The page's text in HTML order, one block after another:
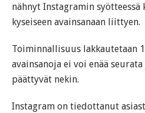
nähnyt Instagramin
kyseiseen avainsanaan liittyen.
Toiminnallisuus lakkautetaan
avainsanoja ei voi enää
päättyvät nekin.
Instagram on tiedottanut